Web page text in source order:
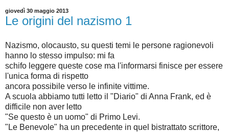
giovedì 30 maggio 2013
Le origini del nazismo 1
Nazismo, olocausto, su questi temi le persone ragionevoli
hanno lo stesso impulso: mi fa
schifo leggere queste cose ma l'informarsi finisce per essere
l'unica forma di rispetto
ancora possibile verso le infinite vittime.
A scuola abbiamo tutti letto il "Diario" di Anna Frank, ed è
difficile non aver letto
"Se questo è un uomo" di Primo Levi.
"Le Benevole" ha un precedente in quel bistrattato scrittore,